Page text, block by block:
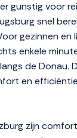
gunstig voor
snel
gezinnen
enkele
de Donau.
en
zijn